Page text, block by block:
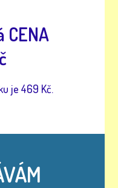
CENA
je 469 Kč.